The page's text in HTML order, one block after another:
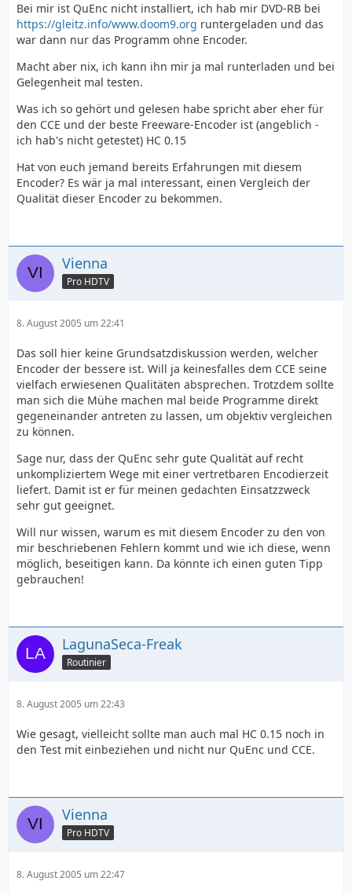
Bei mir ist QuEnc nicht installiert, ich hab mir DVD-RB bei
https://gleitz.info/www.doom9.org runtergeladen und das
war dann nur das Programm ohne Encoder.
Macht aber nix, ich kann ihn mir ja mal runterladen und bei
Gelegenheit mal testen.
Was ich so gehört und gelesen habe spricht aber eher für
den CCE und der beste Freeware-Encoder ist (angeblich -
ich hab's nicht getestet) HC 0.15
Hat von euch jemand bereits Erfahrungen mit diesem
Encoder? Es wär ja mal interessant, einen Vergleich der
Qualität dieser Encoder zu bekommen.
Vienna
Pro HDTV
8. August 2005 um 22:41
Das soll hier keine Grundsatzdiskussion werden, welcher
Encoder der bessere ist. Will ja keinesfalles dem CCE seine
vielfach erwiesenen Qualitäten absprechen. Trotzdem sollte
man sich die Mühe machen mal beide Programme direkt
gegeneinander antreten zu lassen, um objektiv vergleichen
zu können.
Sage nur, dass der QuEnc sehr gute Qualität auf recht
unkompliziertem Wege mit einer vertretbaren Encodierzeit
liefert. Damit ist er für meinen gedachten Einsatzzweck
sehr gut geeignet.
Will nur wissen, warum es mit diesem Encoder zu den von
mir beschriebenen Fehlern kommt und wie ich diese, wenn
möglich, beseitigen kann. Da könnte ich einen guten Tipp
gebrauchen!
LagunaSeca-Freak
Routinier
8. August 2005 um 22:43
Wie gesagt, vielleicht sollte man auch mal HC 0.15 noch in
den Test mit einbeziehen und nicht nur QuEnc und CCE.
Vienna
Pro HDTV
8. August 2005 um 22:47